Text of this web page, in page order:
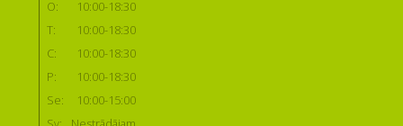
O:
10:00-18:30
T:
10:00-18:30
C:
10:00-18:30
P:
10:00-18:30
Se:
10:00-15:00